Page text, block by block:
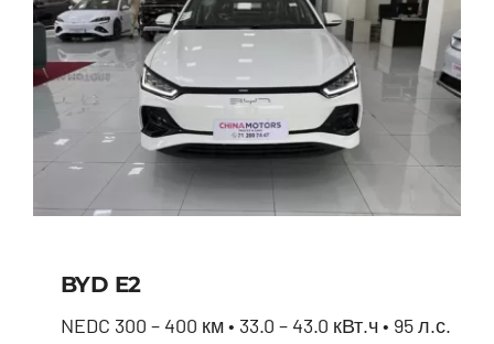
BYD E2
NEDC 300 – 400 км • 33.0 – 43.0 кВт.ч • 95 л.с.